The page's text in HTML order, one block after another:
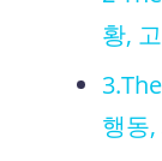
황,
행동